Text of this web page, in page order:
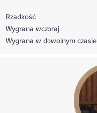
Rzadkość
Wygrana wczoraj
Wygrana w dowolnym czasie